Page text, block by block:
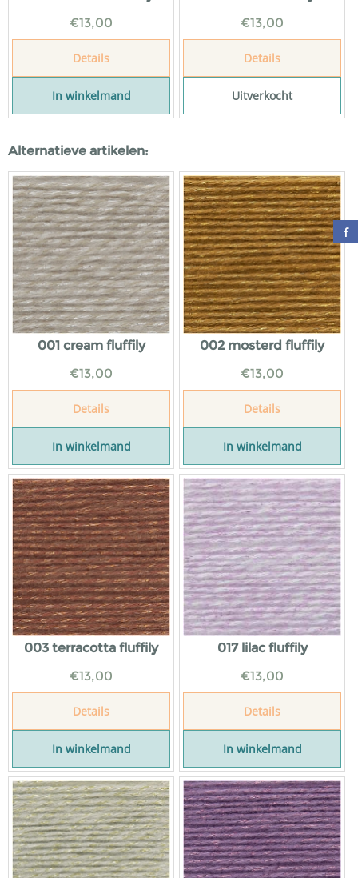
€13,00
Details
In winkelmand
€13,00
Details
Uitverkocht
Alternatieve artikelen:
001 cream fluffily
€13,00
Details
In winkelmand
002 mosterd fluffily
€13,00
Details
In winkelmand
003 terracotta fluffily
€13,00
Details
In winkelmand
017 lilac fluffily
€13,00
Details
In winkelmand